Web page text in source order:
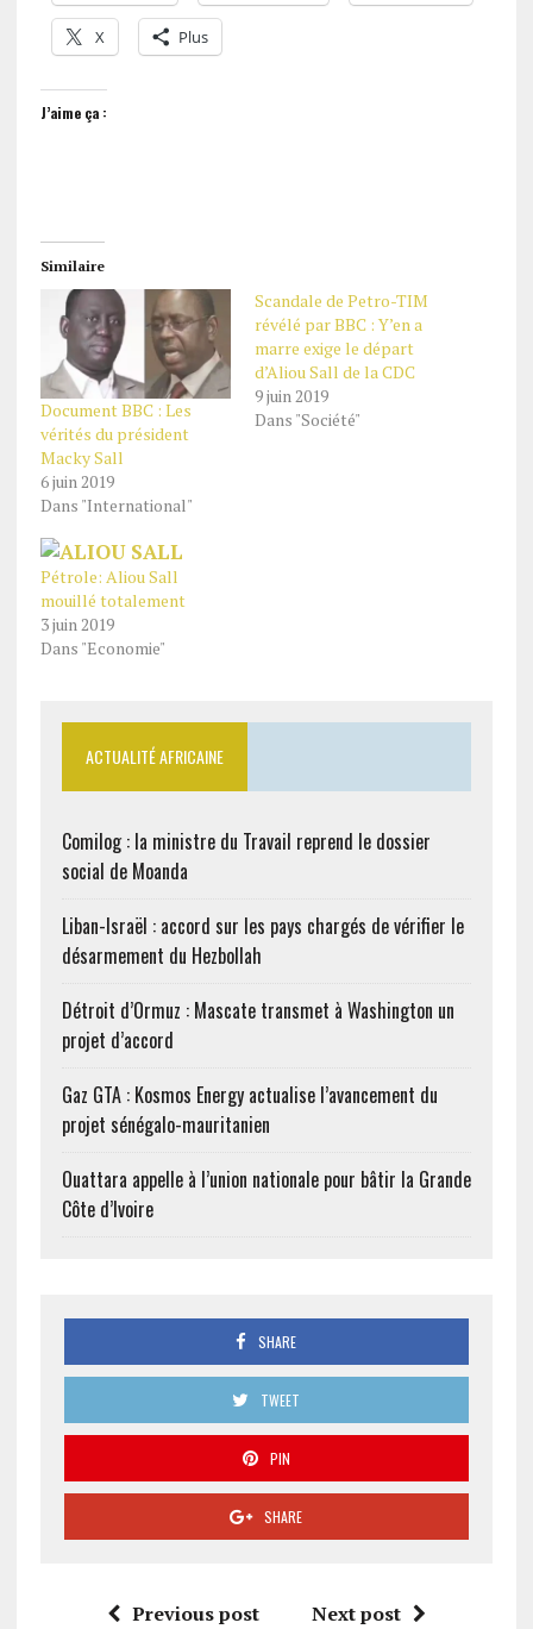
X Plus
J’aime ça :
Similaire
Document BBC : Les
vérités du président
Macky Sall
6 juin 2019
Dans "International"
Scandale de Petro-TIM
révélé par BBC : Y’en a
marre exige le départ
d’Aliou Sall de la CDC
9 juin 2019
Dans "Société"
Pétrole: Aliou Sall
mouillé totalement
3 juin 2019
Dans "Economie"
ACTUALITÉ AFRICAINE
Comilog : la ministre du Travail reprend le dossier
social de Moanda
Liban-Israël : accord sur les pays chargés de vérifier le
désarmement du Hezbollah
Détroit d’Ormuz : Mascate transmet à Washington un
projet d’accord
Gaz GTA : Kosmos Energy actualise l’avancement du
projet sénégalo-mauritanien
Ouattara appelle à l’union nationale pour bâtir la Grande
Côte d’Ivoire
SHARE
TWEET
PIN
SHARE
Previous post Next post